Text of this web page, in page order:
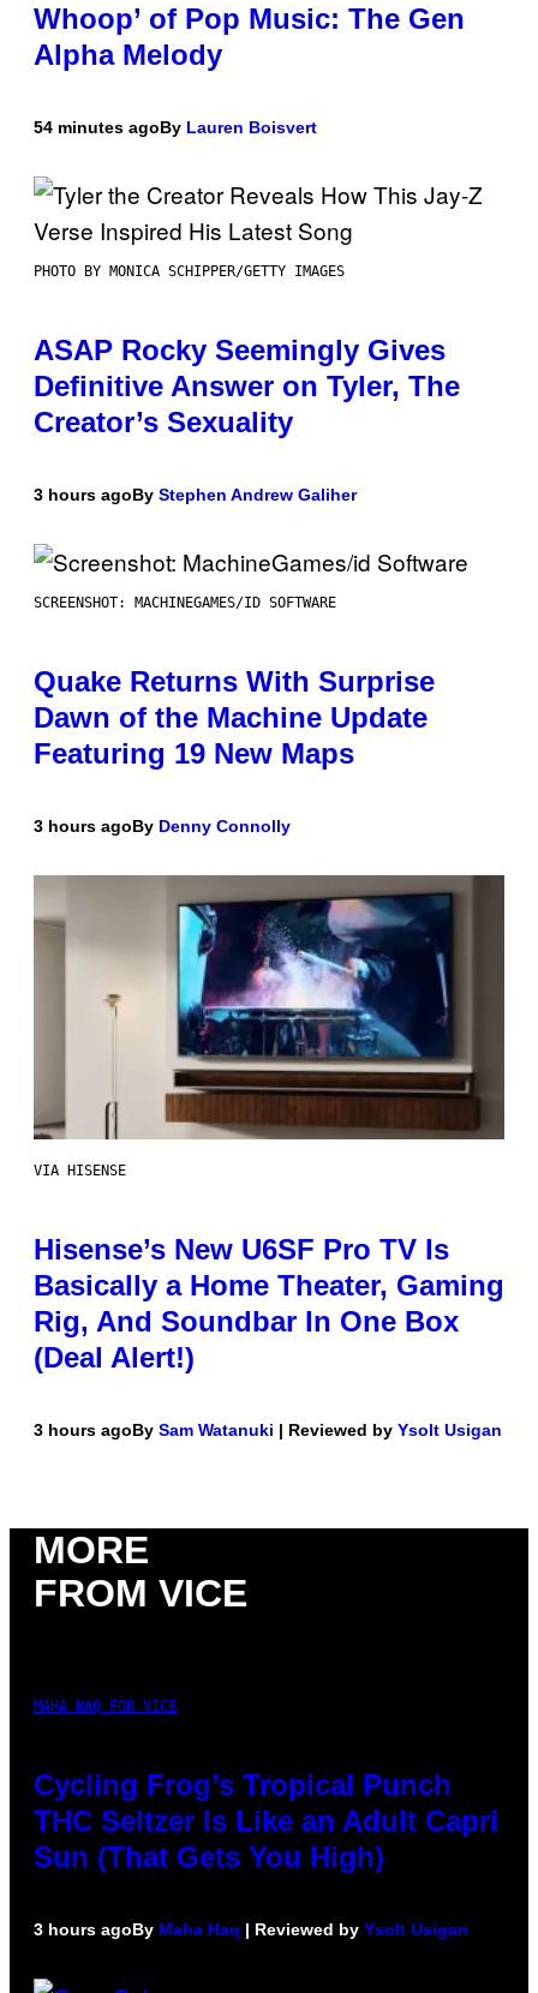
Whoop’ of Pop Music: The Gen
Alpha Melody
54 minutes agoBy Lauren Boisvert
PHOTO BY MONICA SCHIPPER/GETTY IMAGES
ASAP Rocky Seemingly Gives
Definitive Answer on Tyler, The
Creator’s Sexuality
3 hours agoBy Stephen Andrew Galiher
SCREENSHOT: MACHINEGAMES/ID SOFTWARE
Quake Returns With Surprise
Dawn of the Machine Update
Featuring 19 New Maps
3 hours agoBy Denny Connolly
VIA HISENSE
Hisense’s New U6SF Pro TV Is
Basically a Home Theater, Gaming
Rig, And Soundbar In One Box
(Deal Alert!)
3 hours agoBy Sam Watanuki | Reviewed by Ysolt Usigan
MORE
FROM VICE
MAHA HAQ FOR VICE
Cycling Frog’s Tropical Punch
THC Seltzer Is Like an Adult Capri
Sun (That Gets You High)
3 hours agoBy Maha Haq | Reviewed by Ysolt Usigan